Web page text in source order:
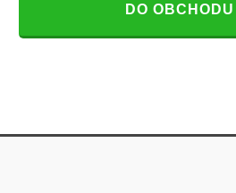
DO OBCHODU